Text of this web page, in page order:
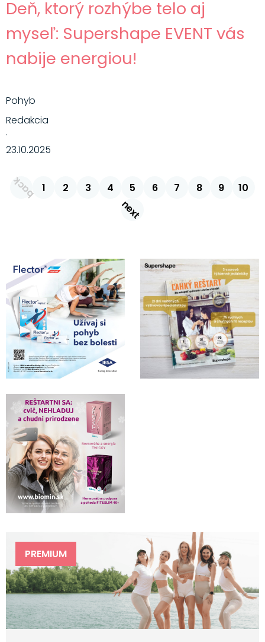
Deň, ktorý rozhýbe telo aj
myseľ: Supershape EVENT vás
nabije energiou!
Pohyb
Redakcia
·
23.10.2025
back 1 2 3 4 5 6 7 8 9 10
next
PREMIUM